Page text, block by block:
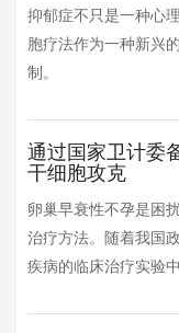
抑郁症不只是一种心
胞疗法作为一种新兴
制。
通过国家卫计委
干细胞攻克
卵巢早衰性不孕是困
治疗方法。随着我国
疾病的临床治疗实验